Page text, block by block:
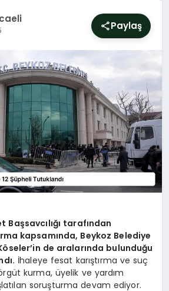
Paylaş
Başsavcılığı tarafından
kapsamında, Beykoz Belediye
de aralarında bulunduğu
İhaleye fesat karıştırma ve suç
kurma, üyelik ve yardım
soruşturma devam ediyor.